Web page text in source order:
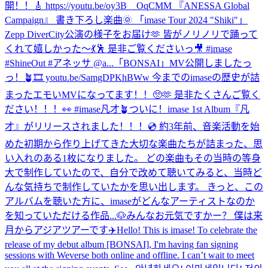
開！！🎸 https://youtu.be/oy3B__OqCMM 『ANESSA Global
Campaign』 書き下ろし楽曲🌞 「imase Tour 2024 "Shiki"」
Zepp DiverCity公演の様子をお届け🫶 皆がノリノリで踊って
くれて嬉しかった〜💃🕺 是非ご覧くださいっ🎥 #imase
#ShineOut #アネッサ @a... 「BONSAI」MV公開しましたっ
っ！🪴🎞 youtu.be/SamgDPKhBWw 今までのimaseの歴史が詰
まったエモいMVになってます！！🥺🫶 是非たくさんご覧く
ださい！！！👀 #imase凡才🪴 ついに！imase 1st Album『凡
才』がリリースされました！！！💿 約3年前、音楽活動を始
めた初期から作り上げてきた大切な楽曲たちが詰まった、思
い入れのある1枚になりました。 どの楽曲もその当時の等身
大で制作していたので、自分で改めて聴いてみると、当時ど
んな気持ちで制作していたかを思い出します。 きっと、この
アルバムを聴いた方に、imaseがどんなアーティストなのか
を知っていただける作品...🐶みんなお元気ですかー？ 僕は来
月からアジアツアーです✈️Hello! This is imase! To celebrate the
release of my debut album [BONSAI], I'm having fan signing
sessions with Weverse both online and offline. I can’t wait to meet